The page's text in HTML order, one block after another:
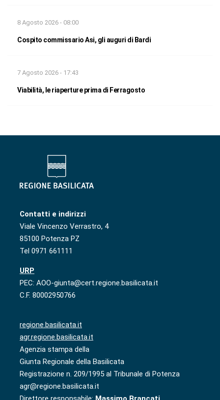
8 Agosto 2026 - 08:00
Cospito commissario Asi, gli auguri di Bardi
7 Agosto 2026 - 17:43
Viabilità, le riaperture prima di Ferragosto
Contatti e indirizzi
Viale Vincenzo Verrastro, 4
85100 Potenza PZ
Tel 0971 661111
URP
PEC: AOO-giunta@cert.regione.basilicata.it
C.F. 80002950766
regione.basilicata.it
agr.regione.basilicata.it
Agenzia stampa della
Giunta Regionale della Basilicata
Registrazione n. 209/1995 al Tribunale di Potenza
agr@regione.basilicata.it